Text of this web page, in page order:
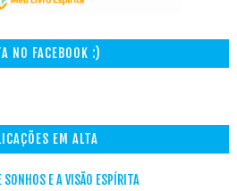
NO FACEBOOK :)
EM ALTA
E A VISÃO ESPÍRITA